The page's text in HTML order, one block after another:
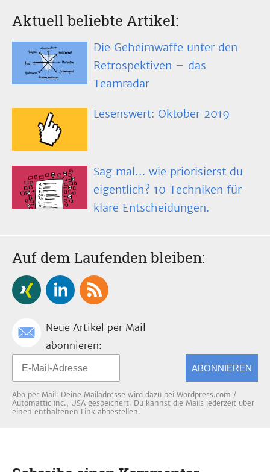
Aktuell beliebte Artikel:
Die Geheimwaffe unter den
Retrospektiven – das
Teamradar
Lesenswert: Oktober 2019
Sag mal… wie priorisierst du
eigentlich? 10 Techniken für
klare Entscheidungen.
Auf dem Laufenden bleiben:
Neue Artikel per Mail
abonnieren:
ABONNIEREN
Abo per Mail: Deine Mailadresse wird dazu bei Wordpress.com /
Automattic inc., USA gespeichert. Du kannst die Mails jederzeit über
einen enthaltenen Link abbestellen.